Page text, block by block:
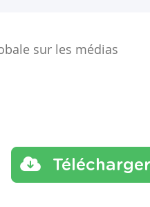
sur les médias
Télécharger